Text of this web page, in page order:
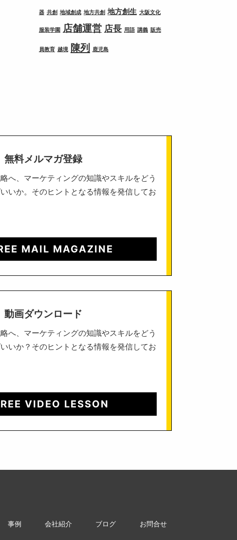
器 共創 地域創成 地方共創 地方創生 大阪文化
服装学園 店舗運営 店長 用語 講義 販売
員教育 越境 陳列 鹿児島
無料メルマガ登録
へ、マーケティングの知識やスキルをどう
いか。そのヒントとなる情報を発信してお
MAIL MAGAZINE
動画ダウンロード
へ、マーケティングの知識やスキルをどう
いか？そのヒントとなる情報を発信してお
VIDEO LESSON
事例 会社紹介 ブログ お問合せ